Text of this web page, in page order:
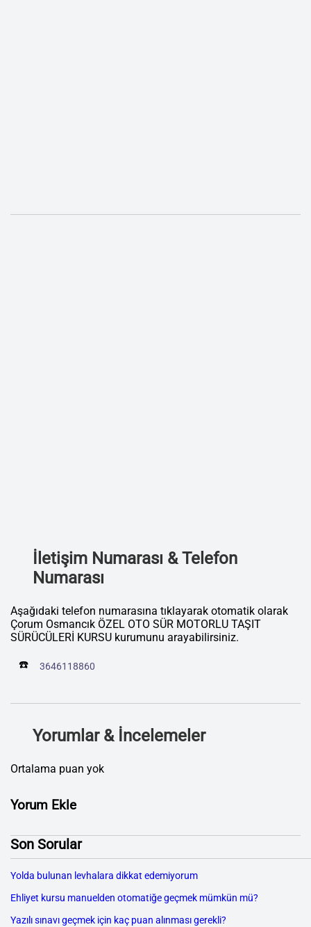
İletişim Numarası & Telefon
Numarası
Aşağıdaki telefon numarasına tıklayarak otomatik olarak
Çorum Osmancık ÖZEL OTO SÜR MOTORLU TAŞIT
SÜRÜCÜLERİ KURSU kurumunu arayabilirsiniz.
☎️ 3646118860
Yorumlar & İncelemeler
Ortalama puan yok
Yorum Ekle
Son Sorular
Yolda bulunan levhalara dikkat edemiyorum
Ehliyet kursu manuelden otomatiğe geçmek mümkün mü?
Yazılı sınavı geçmek için kaç puan alınması gerekli?